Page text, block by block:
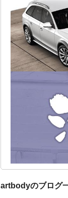
artbodyのブログ